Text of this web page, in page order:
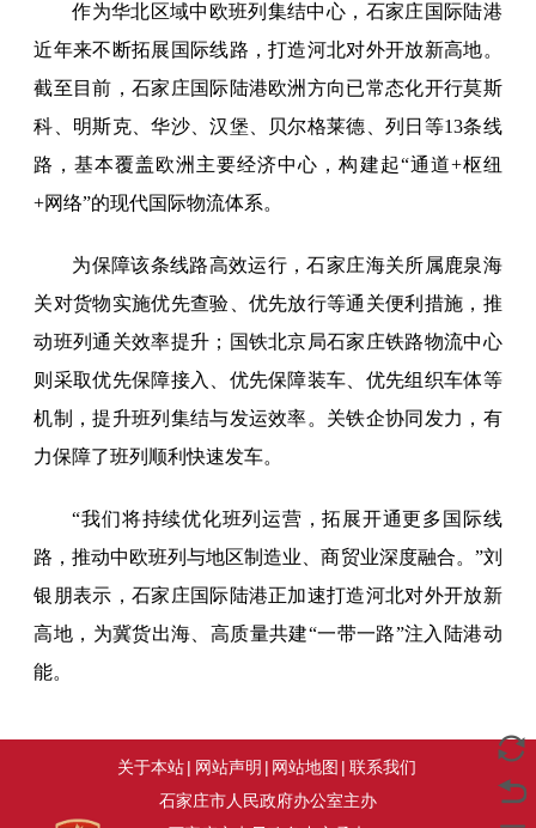
作为华北区域中欧班列集结中心，石家庄国际陆港
近年来不断拓展国际线路，打造河北对外开放新高地。
截至目前，石家庄国际陆港欧洲方向已常态化开行莫斯
科、明斯克、华沙、汉堡、贝尔格莱德、列日等13条线
路，基本覆盖欧洲主要经济中心，构建起“通道+枢纽
+网络”的现代国际物流体系。
为保障该条线路高效运行，石家庄海关所属鹿泉海
关对货物实施优先查验、优先放行等通关便利措施，推
动班列通关效率提升；国铁北京局石家庄铁路物流中心
则采取优先保障接入、优先保障装车、优先组织车体等
机制，提升班列集结与发运效率。关铁企协同发力，有
力保障了班列顺利快速发车。
“我们将持续优化班列运营，拓展开通更多国际线
路，推动中欧班列与地区制造业、商贸业深度融合。”刘
银朋表示，石家庄国际陆港正加速打造河北对外开放新
高地，为冀货出海、高质量共建“一带一路”注入陆港动
能。
关于本站| 网站声明 | 网站地图 | 联系我们
石家庄市人民政府办公室主办